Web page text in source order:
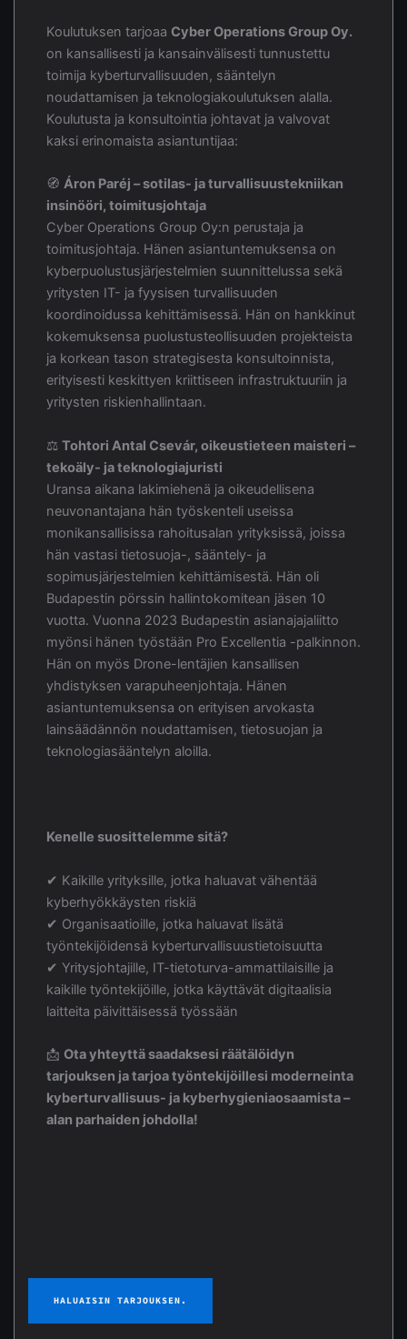
Koulutuksen tarjoaa Cyber Operations Group Oy.
on kansallisesti ja kansainvälisesti tunnustettu
toimija kyberturvallisuuden, sääntelyn
noudattamisen ja teknologiakoulutuksen alalla.
Koulutusta ja konsultointia johtavat ja valvovat
kaksi erinomaista asiantuntijaa:
🧭 Áron Paréj – sotilas- ja turvallisuustekniikan
insinööri, toimitusjohtaja
Cyber Operations Group Oy:n perustaja ja
toimitusjohtaja. Hänen asiantuntemuksensa on
kyberpuolustusjärjestelmien suunnittelussa sekä
yritysten IT- ja fyysisen turvallisuuden
koordinoidussa kehittämisessä. Hän on hankkinut
kokemuksensa puolustusteollisuuden projekteista
ja korkean tason strategisesta konsultoinnista,
erityisesti keskittyen kriittiseen infrastruktuuriin ja
yritysten riskienhallintaan.
⚖️ Tohtori Antal Csevár, oikeustieteen maisteri –
tekoäly- ja teknologiajuristi
Uransa aikana lakimiehenä ja oikeudellisena
neuvonantajana hän työskenteli useissa
monikansallisissa rahoitusalan yrityksissä, joissa
hän vastasi tietosuoja-, sääntely- ja
sopimusjärjestelmien kehittämisestä. Hän oli
Budapestin pörssin hallintokomitean jäsen 10
vuotta. Vuonna 2023 Budapestin asianajajaliitto
myönsi hänen työstään Pro Excellentia -palkinnon.
Hän on myös Drone-lentäjien kansallisen
yhdistyksen varapuheenjohtaja. Hänen
asiantuntemuksensa on erityisen arvokasta
lainsäädännön noudattamisen, tietosuojan ja
teknologiasääntelyn aloilla.
Kenelle suosittelemme sitä?
✔ Kaikille yrityksille, jotka haluavat vähentää
kyberhyökkäysten riskiä
✔ Organisaatioille, jotka haluavat lisätä
työntekijöidensä kyberturvallisuustietoisuutta
✔ Yritysjohtajille, IT-tietoturva-ammattilaisille ja
kaikille työntekijöille, jotka käyttävät digitaalisia
laitteita päivittäisessä työssään
📩 Ota yhteyttä saadaksesi räätälöidyn
tarjouksen ja tarjoa työntekijöillesi moderneinta
kyberturvallisuus- ja kyberhygieniaosaamista –
alan parhaiden johdolla!
HALUAISIN TARJOUKSEN.